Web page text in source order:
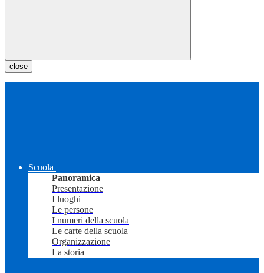
close
Scuola
Panoramica
Presentazione
I luoghi
Le persone
I numeri della scuola
Le carte della scuola
Organizzazione
La storia